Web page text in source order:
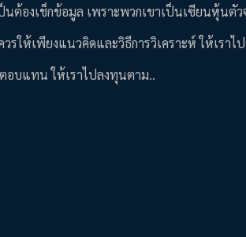
นต้องเช็กข้อมูล เพราะพวกเขาเป็นเซียนหุ้นตัว
ให้เพียงแนวคิดและวิธีการวิเคราะห์ ให้เรา
อบแทน ให้เราไปลงทุนตาม..